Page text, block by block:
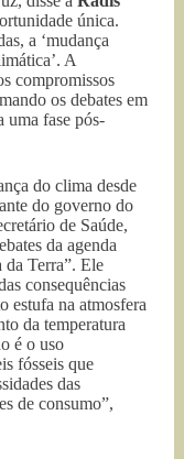
única.
a ‘mudança
A
compromissos
os debates em
uma fase pós-
do clima desde
do governo do
de Saúde,
da agenda
da Terra”. Ele
consequências
estufa na atmosfera
da temperatura
é o uso
fósseis que
das
de consumo”,